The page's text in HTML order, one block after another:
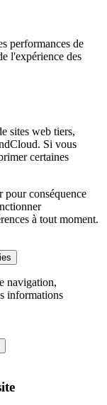
performances de
l'expérience des
sites web tiers,
Si vous
certaines
pour conséquence
à tout moment.
navigation,
informations